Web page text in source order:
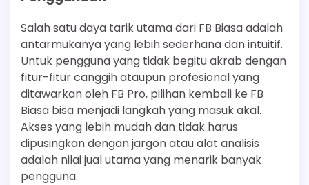
Salah satu daya tarik utama dari FB Biasa adalah
antarmukanya yang lebih sederhana dan intuitif.
Untuk pengguna yang tidak begitu akrab dengan
fitur-fitur canggih ataupun profesional yang
ditawarkan oleh FB Pro, pilihan kembali ke FB
Biasa bisa menjadi langkah yang masuk akal.
Akses yang lebih mudah dan tidak harus
dipusingkan dengan jargon atau alat analisis
adalah nilai jual utama yang menarik banyak
pengguna.